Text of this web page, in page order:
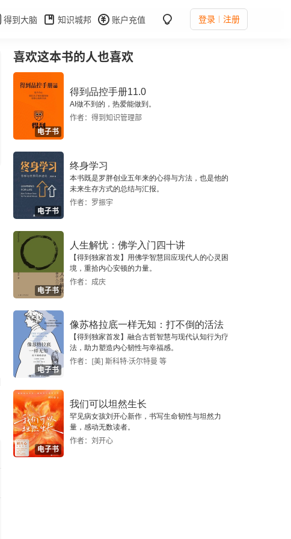
得到大脑 知识城邦 账户充值 登录 注册
喜欢这本书的人也喜欢
电子书
得到品控手册11.0
AI做不到的，热爱能做到。
作者：得到知识管理部
电子书
终身学习
本书既是罗胖创业五年来的心得与方法，也是他的
未来生存方式的总结与汇报。
作者：罗振宇
电子书
人生解忧：佛学入门四十讲
【得到独家首发】用佛学智慧回应现代人的心灵困
境，重拾内心安顿的力量。
作者：成庆
电子书
像苏格拉底一样无知：打不倒的活法
【得到独家首发】融合古哲智慧与现代认知行为疗
法，助力塑造内心韧性与幸福感。
作者：[美] 斯科特·沃尔特曼 等
电子书
我们可以坦然生长
罕见病女孩刘开心新作，书写生命韧性与坦然力
量，感动无数读者。
作者：刘开心